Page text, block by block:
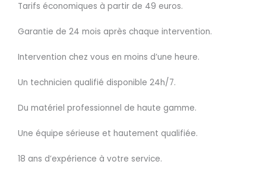
Tarifs économiques à partir de 49 euros.
Garantie de 24 mois après chaque intervention.
Intervention chez vous en moins d’une heure.
Un technicien qualifié disponible 24h/7.
Du matériel professionnel de haute gamme.
Une équipe sérieuse et hautement qualifiée.
18 ans d’expérience à votre service.